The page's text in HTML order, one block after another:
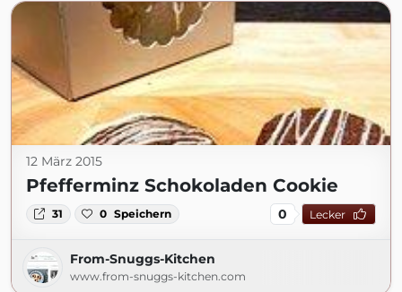
12 März 2015
Pfefferminz Schokoladen Cookie
31 0 Speichern 0 Lecker
From-Snuggs-Kitchen
www.from-snuggs-kitchen.com